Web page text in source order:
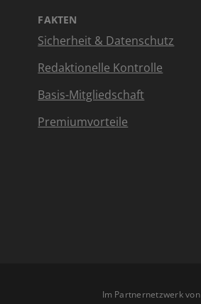
FAKTEN
Sicherheit & Datenschutz
Redaktionelle Kontrolle
Basis-Mitgliedschaft
Premiumvorteile
Im Partnernetzwerk von